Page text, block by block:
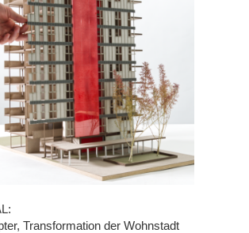
Transformation der Wohnstadt